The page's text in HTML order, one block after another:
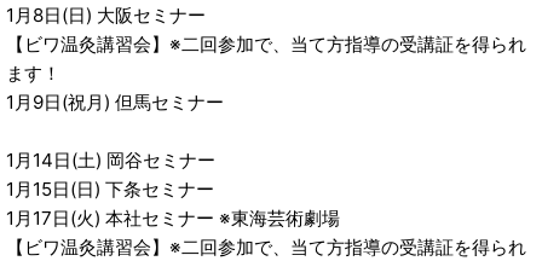
1月8日(日) 大阪セミナー
【ビワ温灸講習会】※二回参加で、当て方指導の受講証を得られ
ます！
1月9日(祝月) 但馬セミナー
1月14日(土) 岡谷セミナー
1月15日(日) 下条セミナー
1月17日(火) 本社セミナー ※東海芸術劇場
【ビワ温灸講習会】※二回参加で、当て方指導の受講証を得られ